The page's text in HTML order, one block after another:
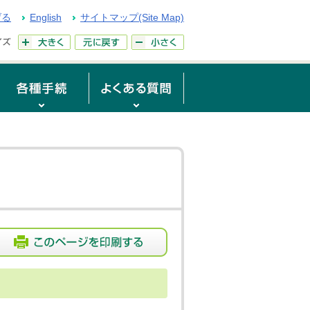
English サイトマップ(Site Map)